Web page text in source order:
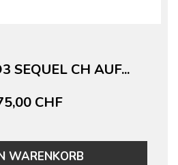
SEQUEL CH AUF...
CHF
WARENKORB